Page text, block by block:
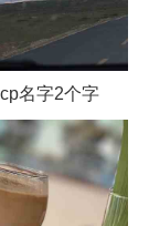
名字2个字